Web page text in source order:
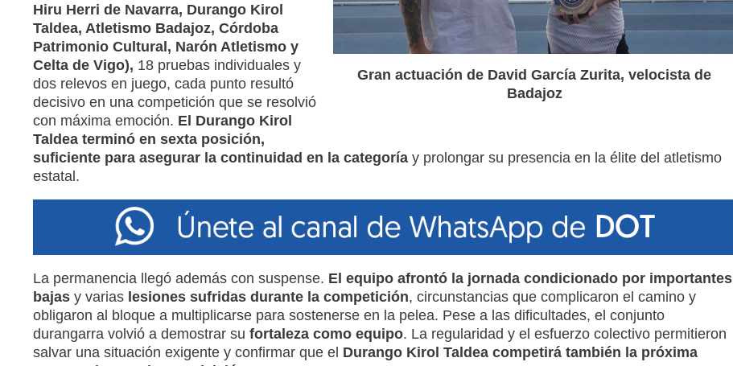
Gran actuación de David García Zurita, velocista de
Badajoz
Hiru Herri de Navarra, Durango Kirol
Taldea, Atletismo Badajoz, Córdoba
Patrimonio Cultural, Narón Atletismo y
Celta de Vigo), 18 pruebas individuales y
dos relevos en juego, cada punto resultó
decisivo en una competición que se resolvió
con máxima emoción. El Durango Kirol
Taldea terminó en sexta posición,
suficiente para asegurar la continuidad en la categoríay prolongar su presencia en la élite del atletismo
estatal.
La permanencia llegó además con suspense. El equipo afrontó la jornada condicionado por importantes
bajasy variaslesiones sufridas durante la competición, circunstancias que complicaron el camino y
obligaron al bloque a multiplicarse para sostenerse en la pelea. Pese a las dificultades, el conjunto
durangarra volvió a demostrar su fortaleza como equipo. La regularidad y el esfuerzo colectivo permitieron
salvar una situación exigente y confirmar que el Durango Kirol Taldea competirá también la próxima